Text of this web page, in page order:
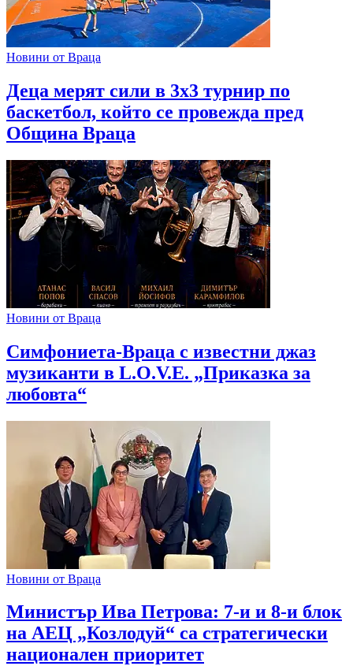
Новини от Враца
Деца мерят сили в 3х3 турнир по
баскетбол, който се провежда пред
Община Враца
Новини от Враца
Симфониета-Враца с известни джаз
музиканти в L.O.V.E. „Приказка за
любовта“
Новини от Враца
Министър Ива Петрова: 7-и и 8-и блок
на АЕЦ „Козлодуй“ са стратегически
национален приоритет